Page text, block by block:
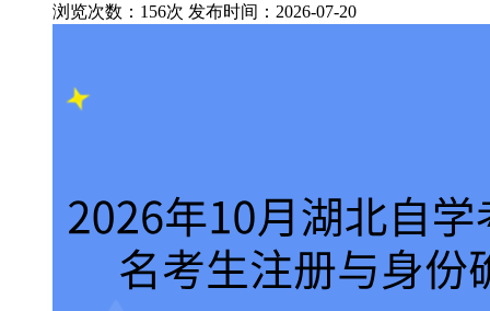
浏览次数：156次 发布时间：2026-07-20